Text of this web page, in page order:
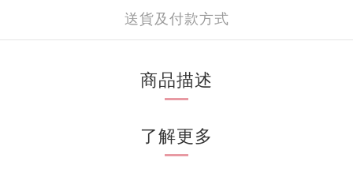
送貨及付款方式
商品描述
了解更多